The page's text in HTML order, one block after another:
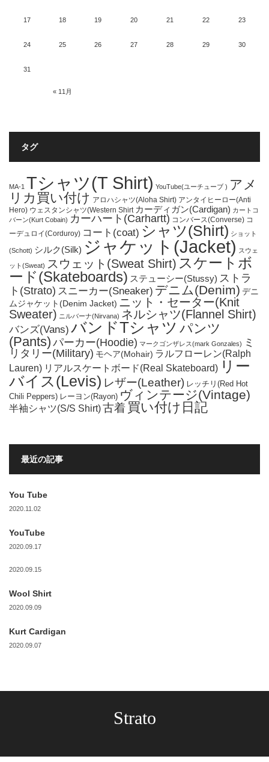
« 11月
17 18 19 20 21 22 23
24 25 26 27 28 29 30
31
タグ
MA-1 Tシャツ(T Shirt) YouTube(ユーチューブ ) アメ
リカ買い付け アロハシャツ(Aloha Shirt) アンタイヒーロー(Anti
Hero) ウェスタンシャツ(Western Shirt カーディガン(Cardigan) カートコ
バーン(Kurt Cobain) カーハート(Carhartt) コンバース(Converse) コ
ーデュロイ(Corduroy) コート(coat) シャツ(Shirt) ショット
(Schott) シルク(Silk) ジャケット(Jacket) スウェ
ット(Sweat) スウェット(Sweat Shirt) スケートボ
ード(Skateboards) ステューシー(Stussy) ストラ
ト(Strato) スニーカー(Sneaker) デニム(Denim) デニ
ムジャケット(Denim Jacket) ニット・セーター(Knit
Sweater) ニルバーナ(Nirvana) ネルシャツ(Flannel Shirt)
バンズ(Vans) バンドTシャツ パンツ
(Pants)パーカー(Hoodie) マークゴンザレス(mark Gonzales)
ミ
リタリー(Military) モヘア(Mohair) ラルフローレン(Ralph
Lauren) リアルスケートボード(Real Skateboard) リー
バイス(Levis) レザー(Leather) レッチリ(Red Hot
Chili Peppers) レーヨン(Rayon) ヴィンテージ(Vintage)
半袖シャツ(S/S Shirt)古着 買い付け日記
最近の記事
You Tube
2020.11.02
YouTube
2020.09.17
2020.09.15
Wool Shirt
2020.09.09
Kurt Cardigan
2020.09.07
Strato